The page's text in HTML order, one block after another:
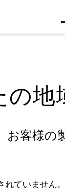
の
客様の
ていません。